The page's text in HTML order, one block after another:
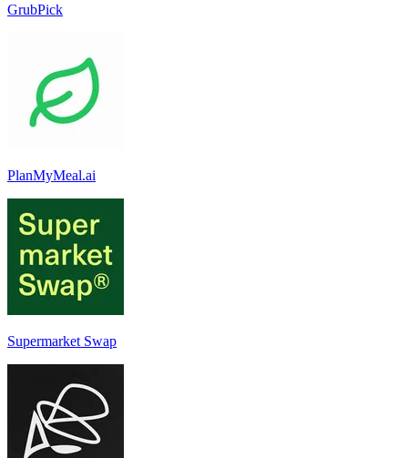
GrubPick
PlanMyMeal.ai
Supermarket Swap